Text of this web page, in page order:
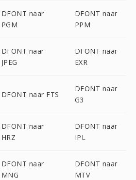
DFONT naar
PGM
DFONT naar
PPM
DFONT naar
JPEG
DFONT naar
EXR
DFONT naar FTS
DFONT naar
G3
DFONT naar
HRZ
DFONT naar
IPL
DFONT naar
MNG
DFONT naar
MTV